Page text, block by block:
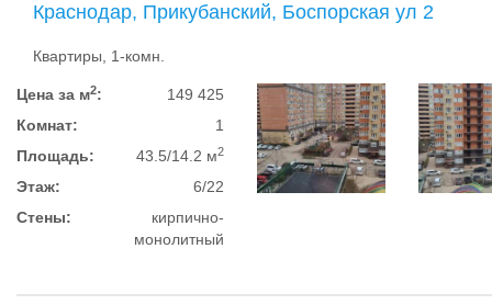
Краснодар, Прикубанский, Боспорская ул 2
Квартиры, 1-комн.
Цена за м2:
149 425
Комнат:
1
Площадь:
43.5/14.2 м2
Этаж:
6/22
Стены:
кирпично-
монолитный